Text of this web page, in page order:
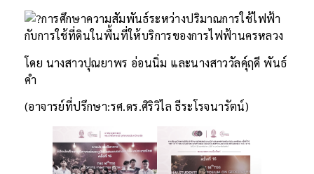
การศึกษาความสัมพันธ์ระหว่างปริมาณการใช้ไฟฟ้า
กับการใช้ที่ดินในพื้นที่ให้บริการของการไฟฟ้านครหลวง
โดย นางสาวปุณยาพร อ่อนนิ่ม และนางสาววัลคุ์ฤดี พันธ์
คํา
(อาจารย์ที่ปรึกษา:รศ.ดร.ศิริวิไล ธีระโรจนารัตน์)